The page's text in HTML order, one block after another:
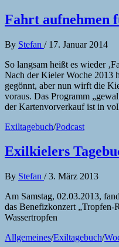
Fahrt aufnehmen
By Stefan / 17. Januar 2014
So langsam heißt es wieder
Nach der Kieler Woche 2013
gegönnt, aber nun wirft die
voraus. Das Programm
der Kartenvorverkauf ist in
Exiltagebuch/Podcast
Exilkielers
By Stefan / 3. März 2013
Am Samstag, 02.03.2013,
das Benefizkonzert „Tropfen-
Wassertropfen
Allgemeines/Exiltagebuch/